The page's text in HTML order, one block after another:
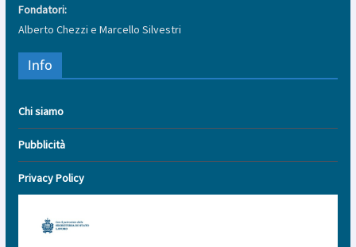
Fondatori:
Alberto Chezzi e Marcello Silvestri
Info
Chi siamo
Pubblicità
Privacy Policy